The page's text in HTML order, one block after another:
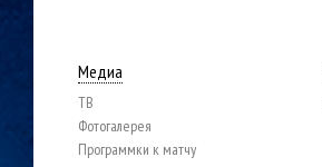
Медиа
ТВ
Фотогалерея
Программки к матчу